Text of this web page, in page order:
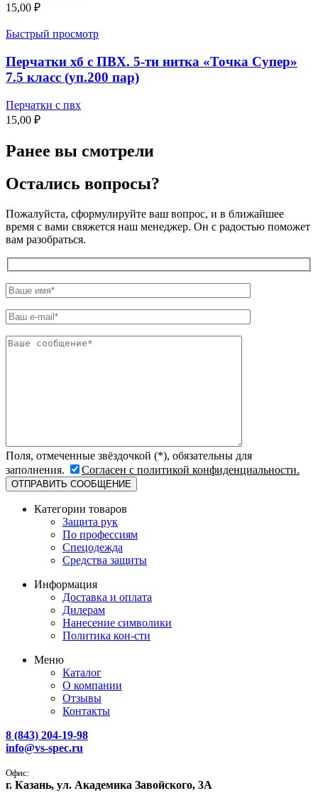
15,00 ₽
Быстрый просмотр
Перчатки хб с ПВХ. 5-ти нитка «Точка Супер»
7.5 класс (уп.200 пар)
Перчатки с пвх
15,00 ₽
Ранее вы смотрели
Остались вопросы?
Пожалуйста, сформулируйте ваш вопрос, и в ближайшее
время с вами свяжется наш менеджер. Он с радостью поможет
вам разобраться.
Поля, отмеченные звёздочкой (*), обязательны для
заполнения.
Согласен с политикой конфиденциальности.
Категории товаров
Защита рук
По профессиям
Спецодежда
Средства защиты
Информация
Доставка и оплата
Дилерам
Нанесение символики
Политика кон-сти
Меню
Каталог
О компании
Отзывы
Контакты
8 (843) 204-19-98
info@vs-spec.ru
Офис:
г. Казань, ул. Академика Завойского, 3А